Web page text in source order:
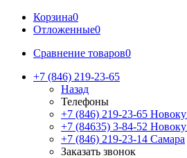
Корзина0
Отложенные0
Сравнение товаров0
+7 (846) 219-23-65
Назад
Телефоны
+7 (846) 219-23-65
+7 (84635) 3-84-52
+7 (846) 219-23-14 Самара
Заказать звонок